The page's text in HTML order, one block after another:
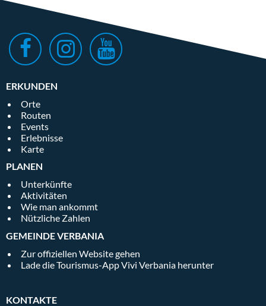
ERKUNDEN
Orte
Routen
Events
Erlebnisse
Karte
PLANEN
Unterkünfte
Aktivitäten
Wie man ankommt
Nützliche Zahlen
GEMEINDE VERBANIA
Zur offiziellen Website gehen
Lade die Tourismus-App Vivi Verbania herunter
KONTAKTE